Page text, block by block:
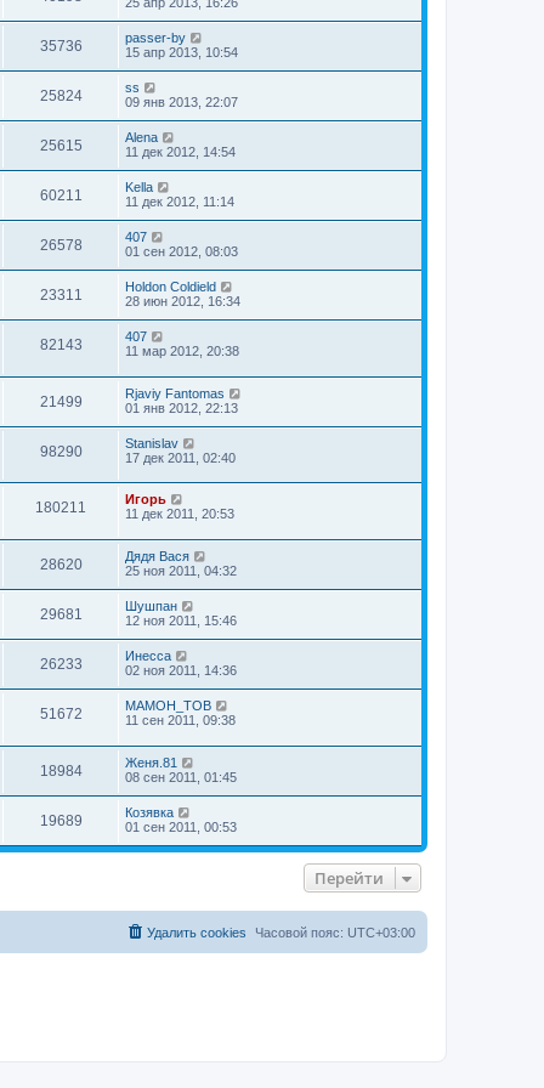
35736
passer-by
15 апр 2013, 10:54
25824
ss
09 янв 2013, 22:07
25615
Alena
11 дек 2012, 14:54
60211
Kella
11 дек 2012, 11:14
26578
407
01 сен 2012, 08:03
23311
Holdon Coldield
28 июн 2012, 16:34
82143
407
11 мар 2012, 20:38
21499
Rjaviy Fantomas
01 янв 2012, 22:13
98290
Stanislav
17 дек 2011, 02:40
180211
Игорь
11 дек 2011, 20:53
28620
Дядя Вася
25 ноя 2011, 04:32
29681
Шушпан
12 ноя 2011, 15:46
26233
Инесса
02 ноя 2011, 14:36
51672
MAMOH_TOB
11 сен 2011, 09:38
18984
Женя.81
08 сен 2011, 01:45
19689
Козявка
01 сен 2011, 00:53
Перейти
Часовой пояс: UTC+03:00
Удалить cookies